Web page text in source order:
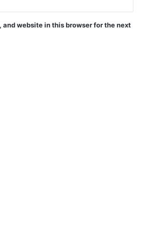
and website in this browser for the next